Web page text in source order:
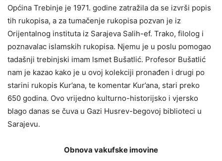
Općina Trebinje je 1971. godine zatražila da se izvrši popis
tih rukopisa, a za tumačenje rukopisa pozvan je iz
Orijentalnog instituta iz Sarajeva Salih-ef. Trako, filolog i
poznavalac islamskih rukopisa. Njemu je u poslu pomogao
tadašnji trebinjski imam lsmet Bušatlić. Profesor Bušatlić
nam je kazao kako je u ovoj kolekciji pronađen i drugi po
starini rukopis Kur’ana, te komentar Kur’ana, stari preko
650 godina. Ovo vrijedno kulturno-historijsko i vjersko
blago danas se čuva u Gazi Husrev-begovoj biblioteci u
Sarajevu.
Obnova vakufske imovine